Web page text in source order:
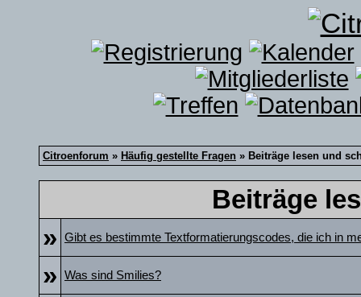
Citroenforum » Häufig gestellte Fragen » Beiträge lesen und
Beiträge
» Gibt es bestimmte Textformatierungscodes, die ich in
» Was sind Smilies?